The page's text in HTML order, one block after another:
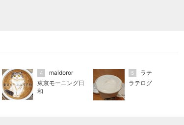
4
maldoror
東京モーニング日
和
5
ラテ
ラテログ